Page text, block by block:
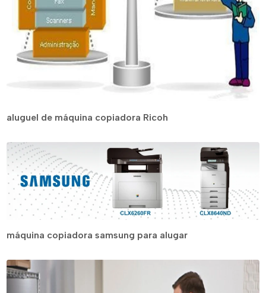
aluguel de máquina copiadora Ricoh
máquina copiadora samsung para alugar